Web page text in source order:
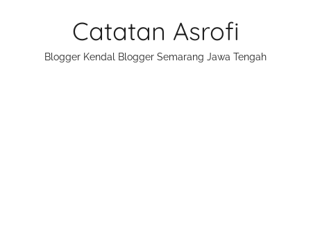
Catatan Asrofi
Blogger Kendal Blogger Semarang Jawa Tengah